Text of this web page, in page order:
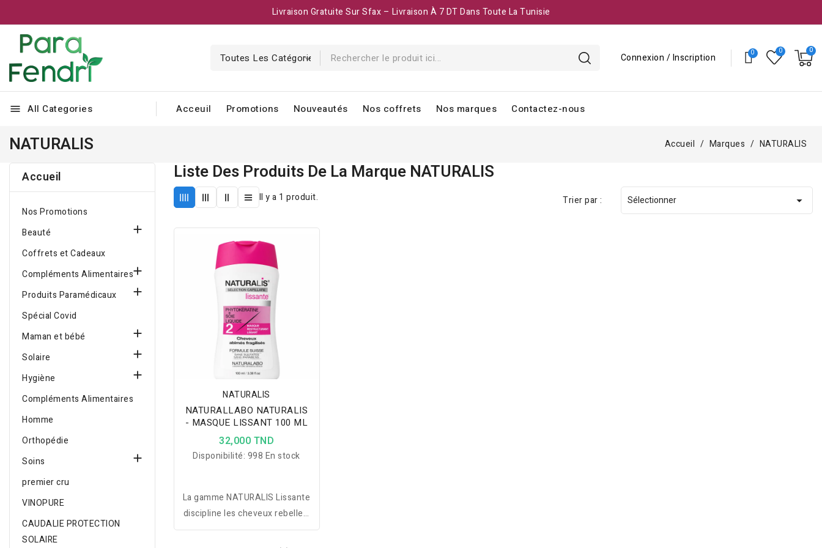
Livraison Gratuite Sur Sfax – Livraison À 7 DT Dans Toute La Tunisie
Connexion / Inscription
menu All Categories Acceuil Promotions Nouveautés Nos coffrets Nos marques Contactez-nous
NATURALIS Accueil Marques NATURALIS
Accueil
Nos Promotions
Beauté

Coffrets et Cadeaux
Compléments Alimentaires
Produits Paramédicaux 
Spécial Covid
Maman et bébé

Solaire 
Hygiène 
Compléments Alimentaires
Homme
Orthopédie
Soins

premier cru
VINOPURE
CAUDALIE PROTECTION
SOLAIRE
Liste Des Produits De La Marque NATURALIS
Il y a 1 produit. Trier par : Sélectionner 
NATURALIS
NATURALLABO NATURALIS
- MASQUE LISSANT 100 ML
32,000 TND
Disponibilité: 998 En stock
La gamme NATURALIS Lissante
discipline les cheveux rebelles,
réduit les frisottis et apporte
douceur, brillance et protection